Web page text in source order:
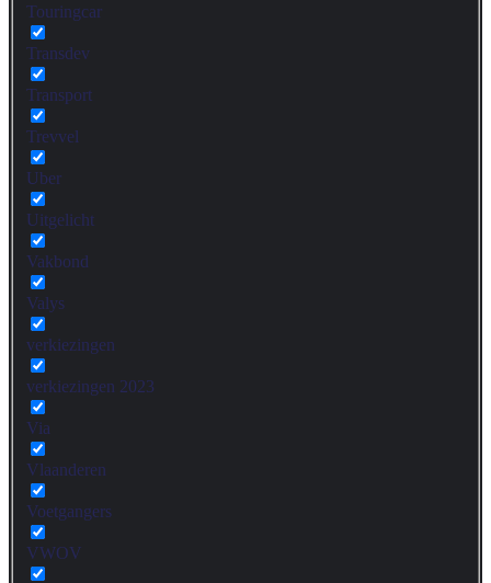
Touringcar
Transdev
Transport
Trevvel
Uber
Uitgelicht
Vakbond
Valys
verkiezingen
verkiezingen 2023
Via
Vlaanderen
Voetgangers
VWOV